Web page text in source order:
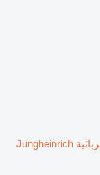
رافعة البليت الكهربائية Jungheinrich